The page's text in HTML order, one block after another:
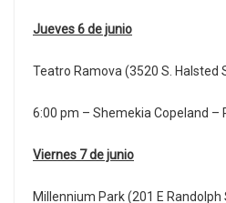
Jueves 6 de junio
Teatro Ramova (3520 S. Halsted
6:00 pm – Shemekia Copeland –
Viernes 7 de junio
Millennium Park (201 E Randolph